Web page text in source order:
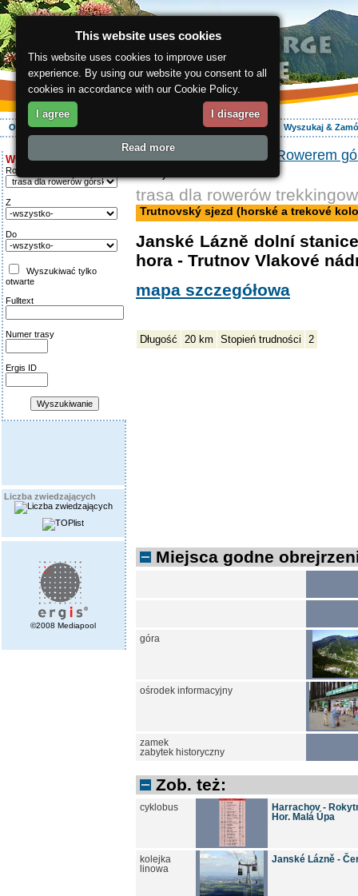
O regionie Aktywnie Zakwaterowanie Wyszukaj &
Wyszukiwanie:
Rodzaj trasy
Z
Do
Wyszukiwać tylko
otwarte
Fulltext
Numer trasy
Ergis ID
Liczba zwiedzających
©2008 Mediapool
ergis.cz >
Rowerem
trasa dla rowerów
Trutnovský sjezd (horské a trekové
Janské Lázně dolní
hora - Trutnov Vlakové
mapa szczegółowa
Długość 20 km Stopień trudności 2
Miejsca godne
góra
ośrodek informacyjny
zamek
zabytek historyczny
Zob. też:
cyklobus
Harrachov -
Hor. Malá Úpa
kolejka
linowa
Janské Lázně -
This website uses cookies
This website uses cookies to improve user
experience. By using our website you consent to all
cookies in accordance with our Cookie Policy.
I agree I disagree
Read more